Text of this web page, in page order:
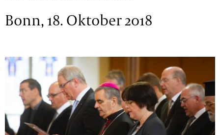
Bonn, 18. Oktober 2018